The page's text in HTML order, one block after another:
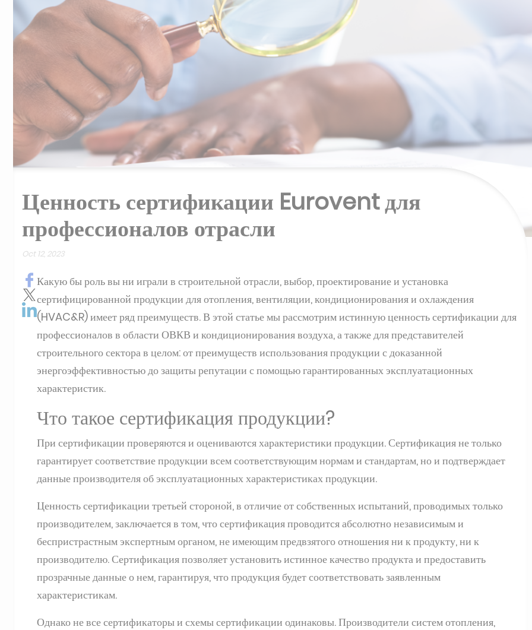
Ценность сертификации Eurovent для
профессионалов отрасли
Oct 12, 2023
Какую бы роль вы ни играли в строительной отрасли, выбор, проектирование и установка
сертифицированной продукции для отопления, вентиляции, кондиционирования и охлаждения
(HVAC&R) имеет ряд преимуществ. В этой статье мы рассмотрим истинную ценность сертификации для
профессионалов в области ОВКВ и кондиционирования воздуха, а также для представителей
строительного сектора в целом: от преимуществ использования продукции с доказанной
энергоэффективностью до защиты репутации с помощью гарантированных эксплуатационных
характеристик.
Что такое сертификация продукции?
При сертификации проверяются и оцениваются характеристики продукции. Сертификация не только
гарантирует соответствие продукции всем соответствующим нормам и стандартам, но и подтверждает
данные производителя об эксплуатационных характеристиках продукции.
Ценность сертификации третьей стороной, в отличие от собственных испытаний, проводимых только
производителем, заключается в том, что сертификация проводится абсолютно независимым и
беспристрастным экспертным органом, не имеющим предвзятого отношения ни к продукту, ни к
производителю. Сертификация позволяет установить истинное качество продукта и предоставить
прозрачные данные о нем, гарантируя, что продукция будет соответствовать заявленным
характеристикам.
Однако не все сертификаторы и схемы сертификации одинаковы. Производители систем отопления,